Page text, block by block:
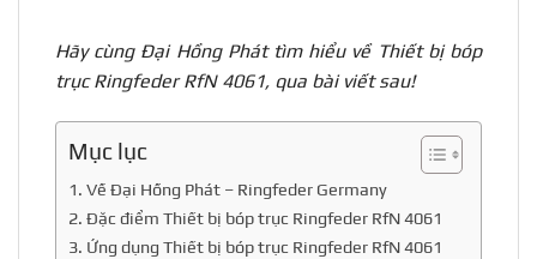
Hãy cùng Đại Hồng Phát tìm hiểu về Thiết bị bóp
trục Ringfeder RfN 4061, qua bài viết sau!
Mục lục
1. Về Đại Hồng Phát – Ringfeder Germany
2. Đặc điểm Thiết bị bóp trục Ringfeder RfN 4061
3. Ứng dụng Thiết bị bóp trục Ringfeder RfN 4061